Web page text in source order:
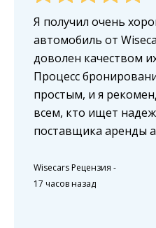
Я получил очень
автомобиль от
доволен качеством
Процесс
простым, и я
всем, кто ищет
поставщика аренды
Wisecars Рецензия -
17 часов назад